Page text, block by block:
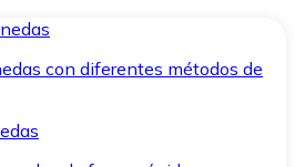
con diferentes métodos de